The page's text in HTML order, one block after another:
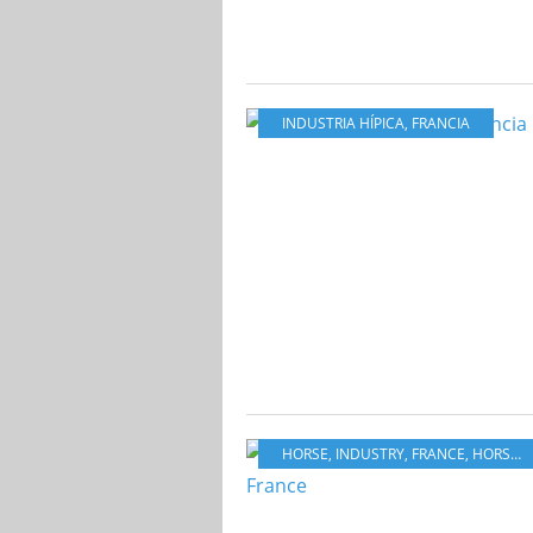
INDUSTRIA HÍPICA, FRANCIA
HORSE, INDUSTRY, FRANCE, HORSE RACING INDUSTRY